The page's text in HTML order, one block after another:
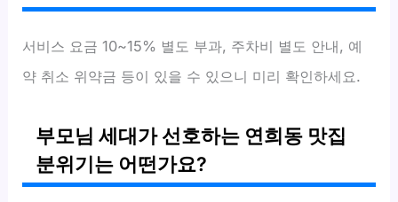
서비스 요금 10~15% 별도 부과, 주차비 별도 안내, 예
약 취소 위약금 등이 있을 수 있으니 미리 확인하세요.
부모님 세대가 선호하는 연희동 맛집
분위기는 어떤가요?